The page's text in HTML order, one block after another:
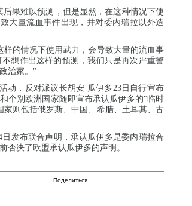
后果难以预测，但是显然，在这种情况下使
大量流血事件出现，并对委内瑞拉以外造
的情况下使用武力，会导致大量的流血事
想作出这样的预测，我们只是再次严重警
治家。"
动，反对派议长胡安∙瓜伊多23日自行宣布
个别欧洲国家随即宣布承认瓜伊多的"临时
则包括俄罗斯、中国、希腊、土耳其、古
发布联合声明，承认瓜伊多是委内瑞拉合
否决了欧盟承认瓜伊多的声明。
Поделиться…